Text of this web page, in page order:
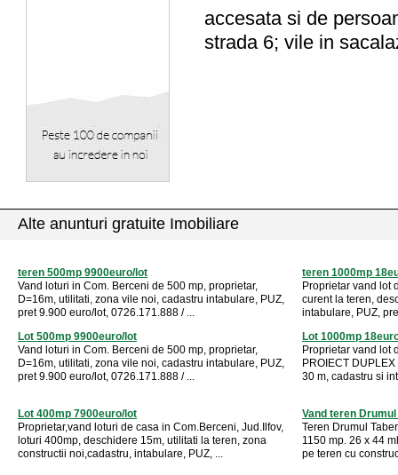
accesata si de
strada 6; vile in
Alte anunturi gratuite Imobiliare
teren 500mp 9900euro/lot
Vand loturi in Com. Berceni de 500 mp, proprietar,
D=16m, utilitati, zona vile noi, cadastru intabulare, PUZ,
pret 9.900 euro/lot, 0726.171.888 / ...
teren 1000mp
Proprietar vand lot
curent la teren,
intabulare, PUZ,
Lot 500mp 9900euro/lot
Vand loturi in Com. Berceni de 500 mp, proprietar,
D=16m, utilitati, zona vile noi, cadastru intabulare, PUZ,
pret 9.900 euro/lot, 0726.171.888 / ...
Lot 1000mp
Proprietar vand lot
PROIECT
30 m, cadastru si
Lot 400mp 7900euro/lot
Proprietar,vand loturi de casa in Com.Berceni, Jud.Ilfov,
loturi 400mp, deschidere 15m, utilitati la teren, zona
constructii noi,cadastru, intabulare, PUZ, ...
Vand teren
Teren Drumul
1150 mp. 26 x 44
pe teren cu